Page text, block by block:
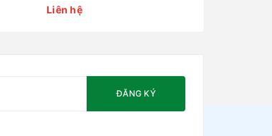
Liên hệ
ĐĂNG KÝ